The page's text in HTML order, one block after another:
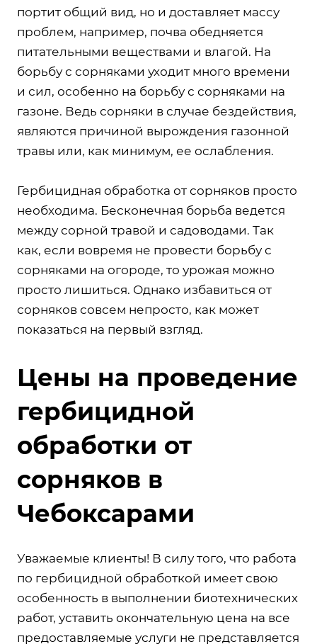
портит общий вид, но и доставляет массу
проблем, например, почва обедняется
питательными веществами и влагой. На
борьбу с сорняками уходит много времени
и сил, особенно на борьбу с сорняками на
газоне. Ведь сорняки в случае бездействия,
являются причиной вырождения газонной
травы или, как минимум, ее ослабления.
Гербицидная обработка от сорняков просто
необходима. Бесконечная борьба ведется
между сорной травой и садоводами. Так
как, если вовремя не провести борьбу с
сорняками на огороде, то урожая можно
просто лишиться. Однако избавиться от
сорняков совсем непросто, как может
показаться на первый взгляд.
Цены на проведение
гербицидной
обработки от
сорняков в
Чебоксарами
Уважаемые клиенты! В силу того, что работа
по гербицидной обработкой имеет свою
особенность в выполнении биотехнических
работ, уставить окончательную цена на все
предоставляемые услуги не представляется